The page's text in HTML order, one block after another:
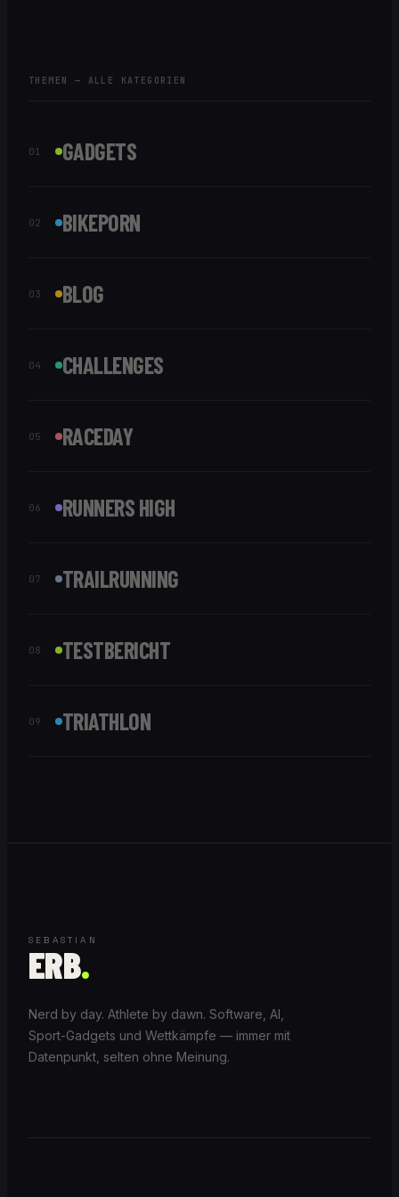
THEMEN — ALLE KATEGORIEN
01 GADGETS
02 BIKEPORN
03 BLOG
04 CHALLENGES
05 RACEDAY
06 RUNNERS HIGH
07 TRAILRUNNING
08 TESTBERICHT
09 TRIATHLON
SEBASTIAN
ERB.
Nerd by day. Athlete by dawn. Software, AI,
Sport-Gadgets und Wettkämpfe — immer mit
Datenpunkt, selten ohne Meinung.